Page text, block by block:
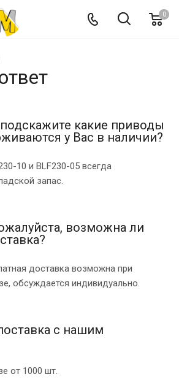
0
какие приводы
у Вас в наличии?
10 и BLF230-05 всегда
запас.
возможна ли
доставка возможна при
обсуждается индивидуально.
с нашим
от 1000 шт.